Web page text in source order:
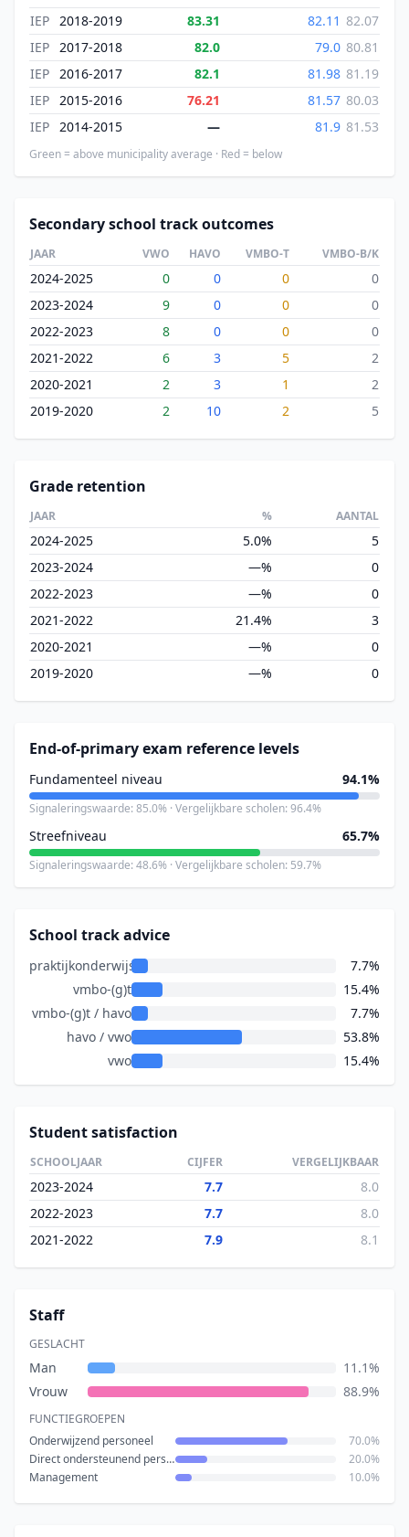
IEP 2018-2019 83.31 82.11 82.07
IEP 2017-2018 82.0 79.0 80.81
IEP 2016-2017 82.1 81.98 81.19
IEP 2015-2016 76.21 81.57 80.03
IEP 2014-2015 — 81.9 81.53
Green = above municipality average · Red = below
Secondary school track outcomes
JAAR VWO HAVO VMBO-T VMBO-B/K
2024-2025 0 0 0
0
2023-2024
9 0 0
0
2022-2023
8 0 0
0
2021-2022
6 3 5
2
2020-2021
2 3 1
2
2019-2020
2 10 2 5
Grade retention
JAAR % AANTAL
2024-2025 5.0%
5
2023-2024
—%
0
2022-2023
—%
0
2021-2022
21.4%
3
2020-2021
—%
0
2019-2020
—% 0
End-of-primary exam reference levels
Fundamenteel niveau 94.1%
Signaleringswaarde: 85.0% · Vergelijkbare scholen: 96.4%
Streefniveau 65.7%
Signaleringswaarde: 48.6% · Vergelijkbare scholen: 59.7%
School track advice
praktijkonderwijs
7.7%
vmbo-(g)t
15.4%
vmbo-(g)t / havo
7.7%
havo / vwo
53.8%
vwo
15.4%
Student satisfaction
SCHOOLJAAR CIJFER VERGELIJKBAAR
2023-2024 7.7
8.0
2022-2023
7.7
8.0
2021-2022
7.9 8.1
Staff
GESLACHT
Man
11.1%
Vrouw
88.9%
FUNCTIEGROEPEN
Onderwijzend personeel
70.0%
Direct ondersteunend personeel
20.0%
Management
10.0%